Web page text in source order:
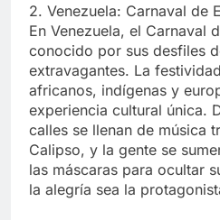
2. Venezuela: Carnaval de
En Venezuela, el Carnaval
conocido por sus desfiles
extravagantes. La
africanos, indígenas y
experiencia cultural única.
calles se llenan de música
Calipso, y la gente se
las máscaras para ocultar
la alegría sea la